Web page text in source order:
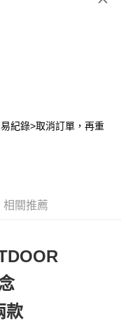
紀錄>取消訂單，再重
相關推薦
款